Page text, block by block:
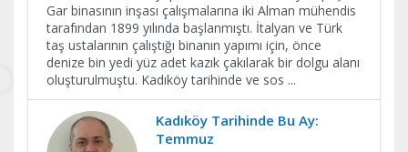
Gar binasının inşası çalışmalarına iki Alman mühendis
tarafından 1899 yılında başlanmıştı. İtalyan ve Türk
taş ustalarının çalıştığı binanın yapımı için, önce
denize bin yedi yüz adet kazık çakılarak bir dolgu alanı
oluşturulmuştu. Kadıköy tarihinde ve sos ...
Kadıköy Tarihinde Bu Ay:
Temmuz